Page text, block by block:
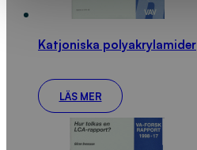
Katjoniska polyakrylamider
LÄS MER